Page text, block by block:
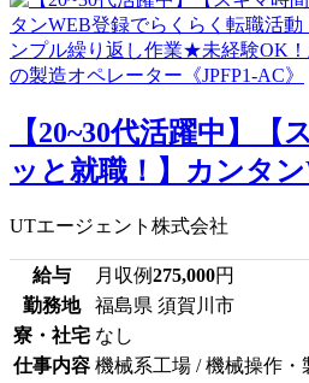
【20~30代活躍中】【
ッと就職！】カンタ
UTエージェント株式会社
給与 月収例275,000円
勤務地
福島県 須賀川市
寮・社宅 なし
仕事内容 機械系工場 / 機械操作・